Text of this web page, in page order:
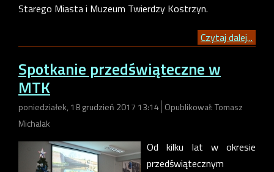
Starego Miasta i Muzeum Twierdzy Kostrzyn.
Czytaj dalej...
Spotkanie przedświąteczne w
MTK
poniedziałek, 18 grudzień 2017 13:14 Opublikował: Tomasz
Michalak
Od kilku lat w okresie
przedświątecznym